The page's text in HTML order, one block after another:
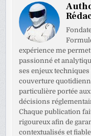
expérience me
passionné et
ses enjeux techniques
couverture
particulière portée
décisions
Chaque publication
rigoureux afin de
contextualisés et